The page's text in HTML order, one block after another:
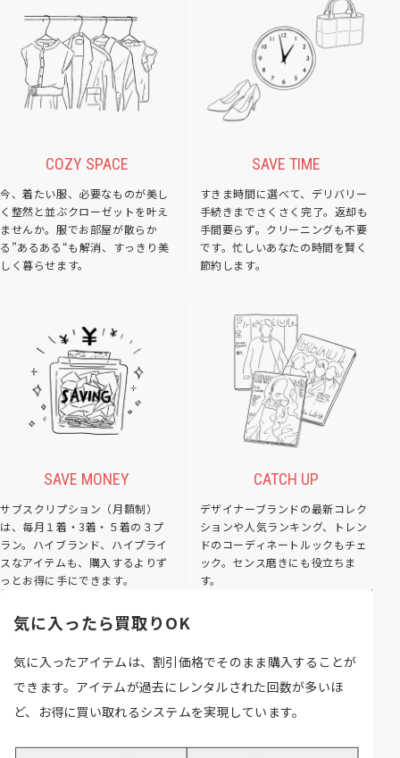
COZY SPACE
今、着たい服、必要なものが美し
く整然と並ぶクローゼットを叶え
ませんか。服でお部屋が散らか
る”あるある“も解消、すっきり美
しく暮らせます。
SAVE TIME
すきま時間に選べて、デリバリー
手続きまでさくさく完了。返却も
手間要らず。クリーニングも不要
です。忙しいあなたの時間を賢く
節約します。
SAVE MONEY
サブスクリプション（月額制）
は、毎月１着・3着・５着の３プ
ラン。ハイブランド、ハイプライ
スなアイテムも、購入するよりず
っとお得に手にできます。
CATCH UP
デザイナーブランドの最新コレク
ションや人気ランキング、トレン
ドのコーディネートルックもチェ
ック。センス磨きにも役立ちま
す。
気に入ったら買取りOK
気に入ったアイテムは、割引価格でそのまま購入することが
できます。アイテムが過去にレンタルされた回数が多いほ
ど、お得に買い取れるシステムを実現しています。